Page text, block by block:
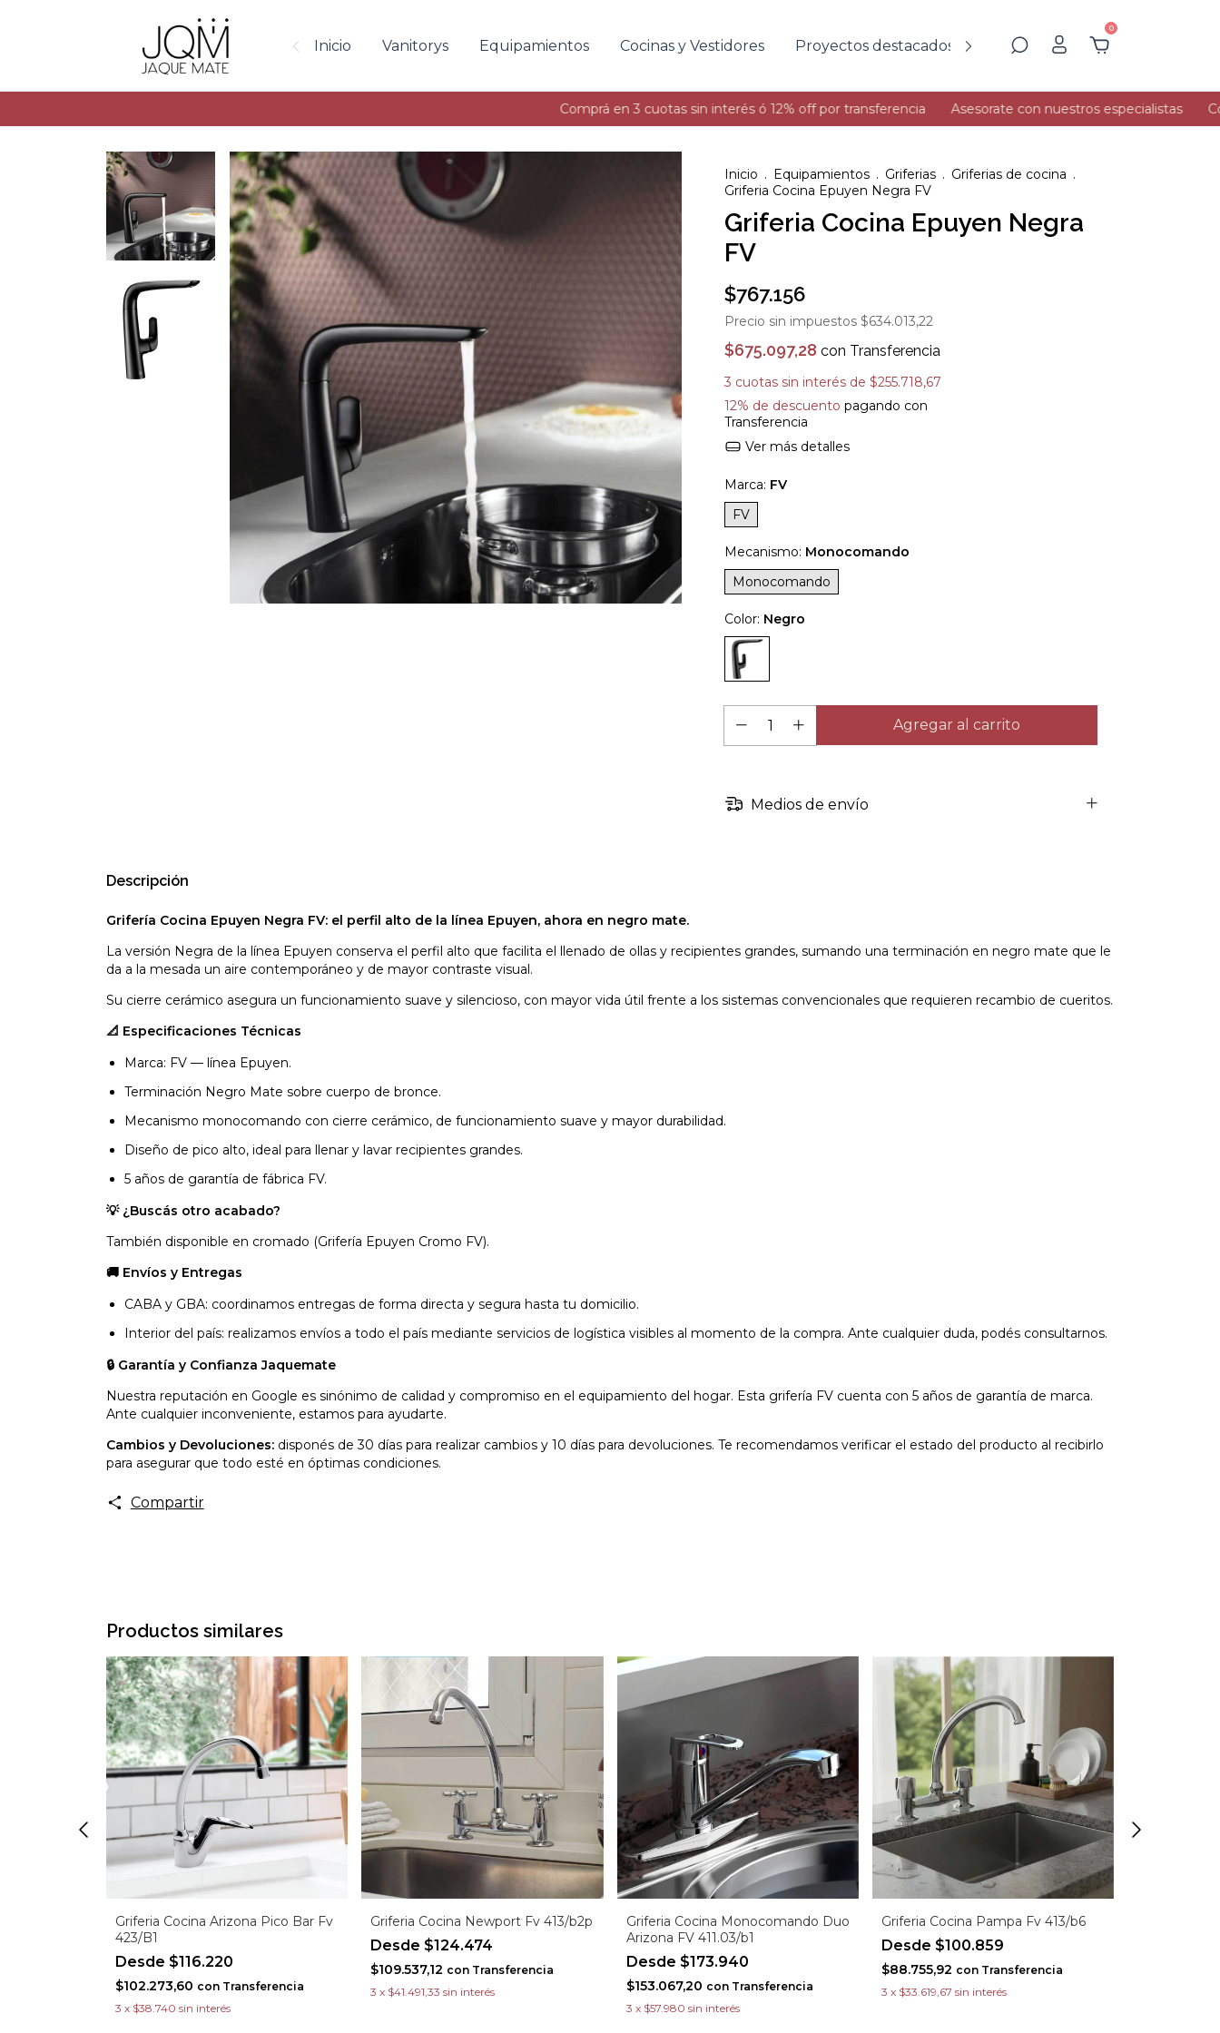
Inicio Vanitorys Equipamientos Cocinas y Vestidores Proyectos destacados Más Info
0
Comprá en 3 cuotas sin interés ó 12% off por transferencia Asesorate con nuestros especialistas
Inicio . Equipamientos . Griferias . Griferias de cocina .
Griferia Cocina Epuyen Negra FV
Griferia Cocina Epuyen Negra
FV
$767.156
Precio sin impuestos $634.013,22
$675.097,28 con Transferencia
3 cuotas sin interés de $255.718,67
12% de descuento pagando con
Transferencia
Ver más detalles
Marca: FV
FV
Mecanismo: Monocomando
Monocomando
Color: Negro
Medios de envío
Descripción
Grifería Cocina Epuyen Negra FV: el perfil alto de la línea Epuyen, ahora en negro mate.
La versión Negra de la línea Epuyen conserva el perfil alto que facilita el llenado de ollas y recipientes grandes, sumando una terminación en negro mate que le
da a la mesada un aire contemporáneo y de mayor contraste visual.
Su cierre cerámico asegura un funcionamiento suave y silencioso, con mayor vida útil frente a los sistemas convencionales que requieren recambio de cueritos.
📐 Especificaciones Técnicas
Marca: FV — línea Epuyen.
Terminación Negro Mate sobre cuerpo de bronce.
Mecanismo monocomando con cierre cerámico, de funcionamiento suave y mayor durabilidad.
Diseño de pico alto, ideal para llenar y lavar recipientes grandes.
5 años de garantía de fábrica FV.
💡 ¿Buscás otro acabado?
También disponible en cromado (Grifería Epuyen Cromo FV).
🚚 Envíos y Entregas
CABA y GBA: coordinamos entregas de forma directa y segura hasta tu domicilio.
Interior del país: realizamos envíos a todo el país mediante servicios de logística visibles al momento de la compra. Ante cualquier duda, podés consultarnos.
🔒 Garantía y Confianza Jaquemate
Nuestra reputación en Google es sinónimo de calidad y compromiso en el equipamiento del hogar. Esta grifería FV cuenta con 5 años de garantía de marca.
Ante cualquier inconveniente, estamos para ayudarte.
Cambios y Devoluciones: disponés de 30 días para realizar cambios y 10 días para devoluciones. Te recomendamos verificar el estado del producto al recibirlo
para asegurar que todo esté en óptimas condiciones.
Compartir
Productos similares
Griferia Cocina Arizona Pico Bar Fv
423/B1
$116.220
$102.273,60 con Transferencia
3 x $38.740 sin interés
Griferia Cocina Newport Fv 413/b2p
$124.474
$109.537,12 con Transferencia
3 x $41.491,33 sin interés
Griferia Cocina Monocomando Duo
Arizona FV 411.03/b1
$173.940
$153.067,20 con Transferencia
3 x $57.980 sin interés
Griferia Cocina Pampa Fv 413/b6
$100.859
$88.755,92 con Transferencia
3 x $33.619,67 sin interés